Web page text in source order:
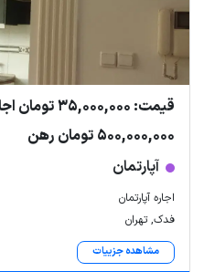
قیمت: 35,000,000 تومان اجاره
500,000,000 تومان رهن
آپارتمان
اجاره آپارتمان
فدک, تهران
مشاهده جزییات